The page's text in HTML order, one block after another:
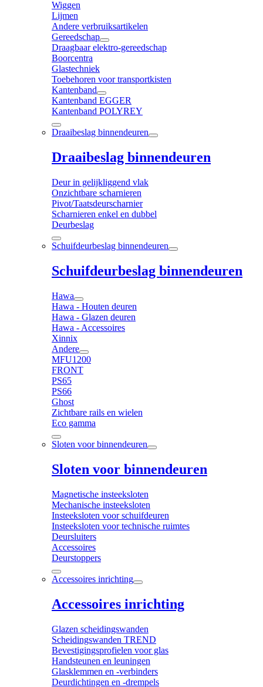
Wiggen
Lijmen
Andere verbruiksartikelen
Gereedschap
Draagbaar elektro-gereedschap
Boorcentra
Glastechniek
Toebehoren voor transportkisten
Kantenband
Kantenband EGGER
Kantenband POLYREY
Draaibeslag binnendeuren
Draaibeslag binnendeuren
Deur in gelijkliggend vlak
Onzichtbare scharnieren
Pivot/Taatsdeurscharnier
Scharnieren enkel en dubbel
Deurbeslag
Schuifdeurbeslag binnendeuren
Schuifdeurbeslag binnendeuren
Hawa
Hawa - Houten deuren
Hawa - Glazen deuren
Hawa - Accessoires
Xinnix
Andere
MFU1200
FRONT
PS65
PS66
Ghost
Zichtbare rails en wielen
Eco gamma
Sloten voor binnendeuren
Sloten voor binnendeuren
Magnetische insteeksloten
Mechanische insteeksloten
Insteeksloten voor schuifdeuren
Insteeksloten voor technische ruimtes
Deursluiters
Accessoires
Deurstoppers
Accessoires inrichting
Accessoires inrichting
Glazen scheidingswanden
Scheidingswanden TREND
Bevestigingsprofielen voor glas
Handsteunen en leuningen
Glasklemmen en -verbinders
Deurdichtingen en -drempels